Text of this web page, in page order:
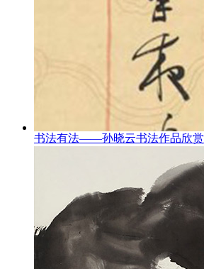
书法有法——孙晓云书法作品欣赏